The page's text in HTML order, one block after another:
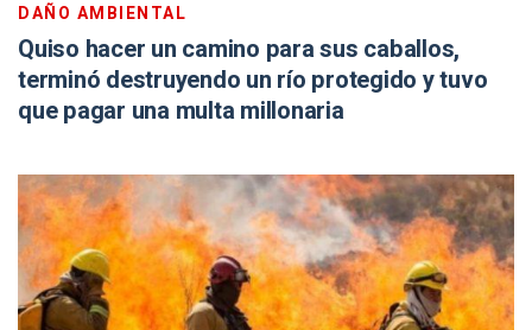
DAÑO AMBIENTAL
Quiso hacer un camino para sus caballos,
terminó destruyendo un río protegido y tuvo
que pagar una multa millonaria